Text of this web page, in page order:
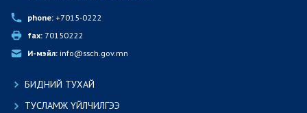
phone: +7015-0222
fax: 70150222
И-мэйл: info@ssch.gov.mn
БИДНИЙ ТУХАЙ
ТУСЛАМЖ ҮЙЛЧИЛГЭЭ